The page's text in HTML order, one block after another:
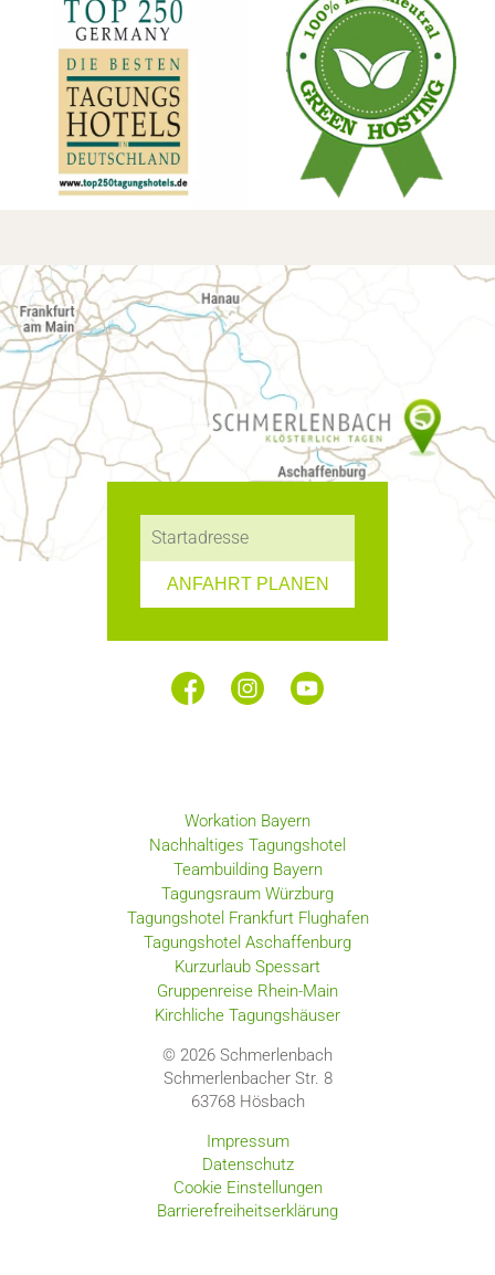
ANFAHRT PLANEN
Workation Bayern
Nachhaltiges Tagungshotel
Teambuilding Bayern
Tagungsraum Würzburg
Tagungshotel Frankfurt Flughafen
Tagungshotel Aschaffenburg
Kurzurlaub Spessart
Gruppenreise Rhein-Main
Kirchliche Tagungshäuser
© 2026 Schmerlenbach
Schmerlenbacher Str. 8
63768Hösbach
Impressum
Datenschutz
Cookie Einstellungen
Barrierefreiheitserklärung